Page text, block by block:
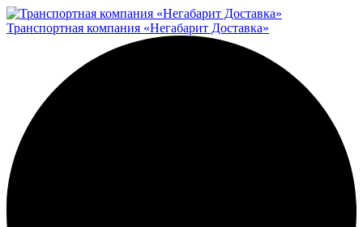
Транспортная компания «Негабарит Доставка»